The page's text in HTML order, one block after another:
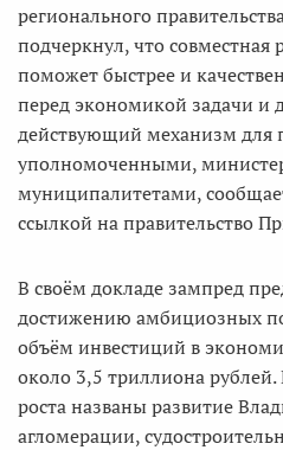
регионального
подчеркнул, что совместная
поможет быстрее и
перед экономикой задачи и
действующий механизм для
уполномоченными,
муниципалитетами,
ссылкой на правительство
В своём докладе зампред
достижению амбициозных
объём инвестиций в
около 3,5 триллиона
роста названы развитие
агломерации,